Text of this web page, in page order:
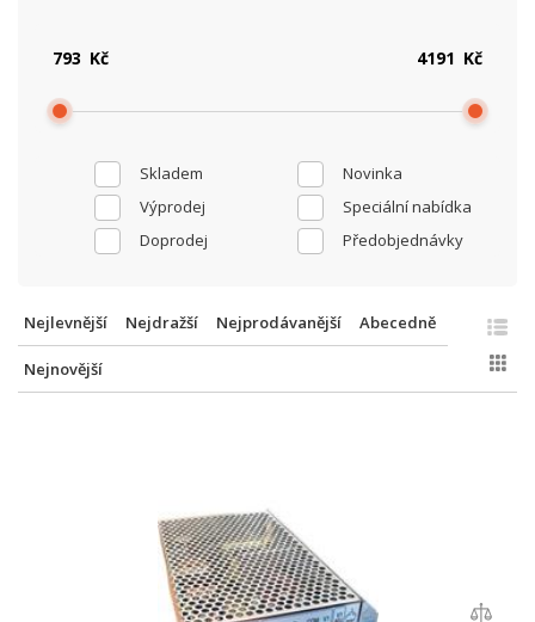
Skladem
Novinka
Výprodej
Speciální nabídka
Doprodej
Předobjednávky
Kč Kč
Nejlevnější Nejdražší Nejprodávanější Abecedně
Nejnovější